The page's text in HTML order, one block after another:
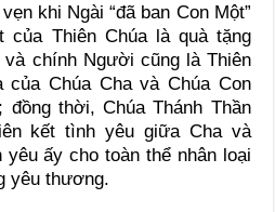
khi Ngài “đã ban Con Một”
của Thiên Chúa là quà tặng
chính Người cũng là Thiên
của Chúa Cha và Chúa Con
đồng thời, Chúa Thánh Thần
kết tình yêu giữa Cha và
ấy cho toàn thể nhân loại
yêu thương.